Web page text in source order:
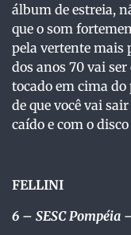
álbum de estreia,
que o som
pela vertente mais
dos anos 70 vai
tocado em cima
de que você vai
caído e com o
FELLINI
6 – SESC Pompéia